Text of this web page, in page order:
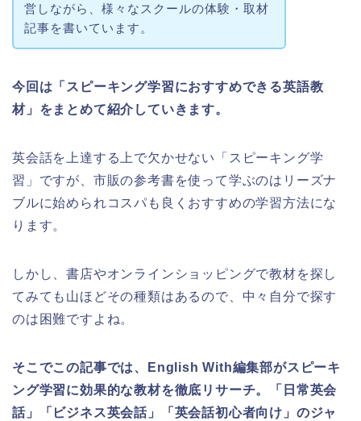
営しながら、様々なスクールの体験・取材
記事を書いています。
今回は「スピーキング学習におすすめできる英語教
材」をまとめて紹介していきます。
英会話を上達する上で欠かせない「スピーキング学
習」ですが、市販の参考書を使って学ぶのはリーズナ
ブルに始められコスパも良くおすすめの学習方法にな
ります。
しかし、書店やオンラインショッピングで教材を探し
てみても山ほどその種類はあるので、中々自分で探す
のは困難ですよね。
そこでこの記事では、English With編集部がスピーキ
ング学習に効果的な教材を徹底リサーチ。「日常英会
話」「ビジネス英会話」「英会話初心者向け」のジャ